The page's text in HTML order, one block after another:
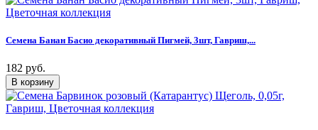
Семена Банан Басио декоративный Пигмей, 3шт, Гавриш,...
182 руб.